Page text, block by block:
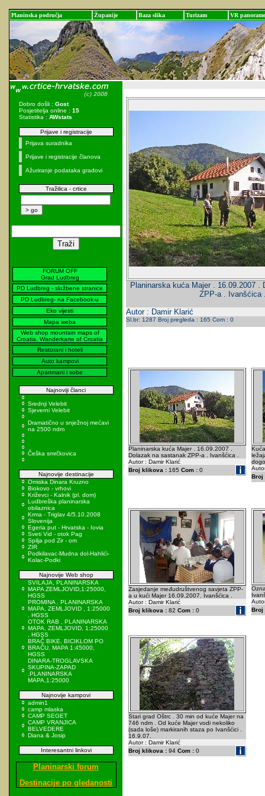
Planinska područja Županije Baza slika Turizam VR panorame
Dobro došli : Gost
Posjetitelja online : 15
Statistika : AWstats
Prijave i registracije
Prijava suradnika
Prijave i registracije članova
Ažuriranje podataka gradovi
Tražilica - crtice
FORUM OFF
Grad Ludbreg
PD Ludbreg - službene stranice
PD Ludbreg- na Facebook-u
Eko vijesti
Mapa weba
Web shop mountain maps of
Croatia, Wanderkarte of Croatia
Restorani i hoteli
Auto kampovi
Apartmani i sobe
Najnoviji članci
Srednji Velebit
Sjeverni Velebit
Dramatično u snježnoj mećavi
na 2500 ndm
Češka smrčkovica
Najnovije destinacije
Omiska Dinara Kruzno
Biokovo - vrhovi
Križevci - Kalnik (pl. dom)
Ludbreška planinarska
obilaznica
Krma - Triglav 4/5.10.2008
Slovenija
Egeria put - Hrvatska - Iovia
Sveti Vid - otok Pag
Spilja pod Zir - om
ZIR
Podkilavac-Mudna dol-Hahlići-
Kolac-Podki
Najnovije Web shop
SVILAJA, PLANINARSKA
MAPA ZEMLJOVID,1:25000,
HGSS
PROMINA , PLANINARSKA
MAPA, ZEMLJOVID , 1:25000
, HGSS
OTOK RAB , PLANINARSKA
MAPA, ZEMLJOVID, 1:25000
, HGSS
BRAČ BIKE, BICIKLOM PO
BRAČU, MAPA 1:45000,
HGSS
DINARA-TROGLAVSKA
SKUPINA-ZAPAD
,PLANINARSKA
MAPA,1:25000
Najnovije kampovi
admin1
camp mlaska
CAMP SEGET
CAMP VRANJICA
BELVEDERE
Diana & Josip
Interesantni linkovi
Planinarski forum
Destinacije po gledanosti
Planinarska kuća Majer . 16.09.2007 .
ZPP-a . Ivanšćica
Autor : Damir Klarić
Sl.br: 1287 Broj pregleda : 165 Com : 0
Planinarska kuća Majer . 16.09.2007 .
Dolazak na sastanak ZPP-a . Ivanšćica .
Autor : Damir Klarić
Broj klikova :165 Com :0
Broj
Zasjedanje međudruštvenog savjeta ZPP-
a u kući Majer 16.09.2007. Ivanšćica .
Autor : Damir Klarić
Broj klikova :82 Com :0
Broj
Stari grad Oštrc . 30 min od kuće Majer na
746 ndm . Od kuće Majer vodi nekoliko
(sada loše) markiranih staza po Ivanšćici .
16.9.07.
Autor : Damir Klarić
Broj klikova :94 Com :0